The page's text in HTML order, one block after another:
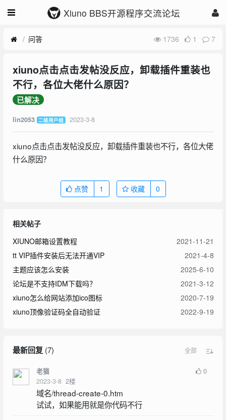
Xiuno BBS开源程序交流论坛
问答 1736 1 7
xiuno点击点击发帖没反应，卸载插件重装也
不行，各位大佬什么原因？
已解决
lin2053 二级用户组 2023-3-8
xiuno点击点击发帖没反应，卸载插件重装也不行，各位大佬
什么原因？
点赞 1 收藏 0
相关帖子
XIUNO邮箱设置教程
2021-11-21
tt VIP插件安装后无法开通VIP
2021-4-8
主题应该怎么安装
2025-6-10
论坛是不支持IDM下载吗？
2021-3-12
xiuno怎么给网站添加ico图标
2020-7-19
xiuno顶像验证码全自动验证
2022-9-19
最新回复(7) 全部
老猫
2023-3-8 2楼
0
域名/thread-create-0.htm
试试，如果能用就是你代码不行